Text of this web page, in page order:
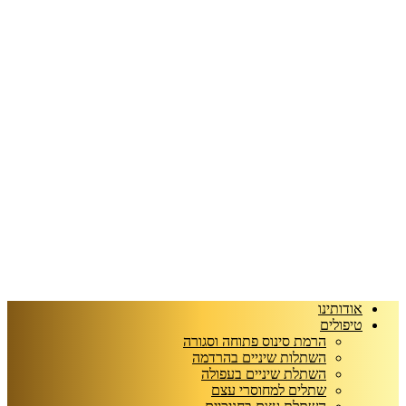
אודותינו
טיפולים
הרמת סינוס פתוחה וסגורה
השתלות שיניים בהרדמה
השתלת שיניים בעפולה
שתלים למחוסרי עצם